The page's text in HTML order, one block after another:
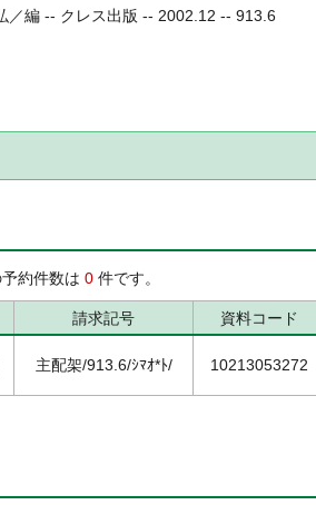
／編 -- クレス出版 -- 2002.12 -- 913.6
約件数は 0 件です。
請求記号 資料コード
主配架/913.6/ｼﾏｵ*ﾄ/ 10213053272